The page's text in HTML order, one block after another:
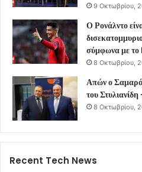
9 Οκτωβρίου,
Ο Ρονάλντο
σύμφωνα με
8 Οκτωβρίου,
Απών ο
του
8 Οκτωβρίου,
Recent Tech News